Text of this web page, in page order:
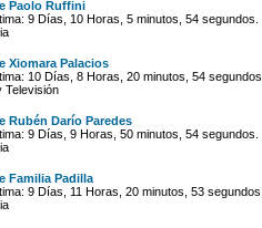
Paolo Ruffini
9 Días, 10 Horas, 5 minutos, 54 segundos.
Xiomara Palacios
10 Días, 8 Horas, 20 minutos, 54 segundos.
Televisión
Rubén Darío Paredes
9 Días, 9 Horas, 50 minutos, 54 segundos.
Familia Padilla
9 Días, 11 Horas, 20 minutos, 53 segundos.